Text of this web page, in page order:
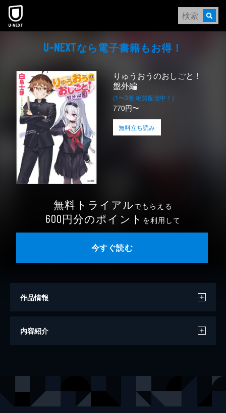
本文へスキップ
U-NEXTなら電⼦書籍もお得！
りゅうおうのおしごと！
盤外編
(1〜3巻 絶賛配信中！)
770円〜
無料立ち読み
無料トライアルでもらえる
600円分のポイント を利用して
今すぐ読む
作品情報
著者
内容紹介